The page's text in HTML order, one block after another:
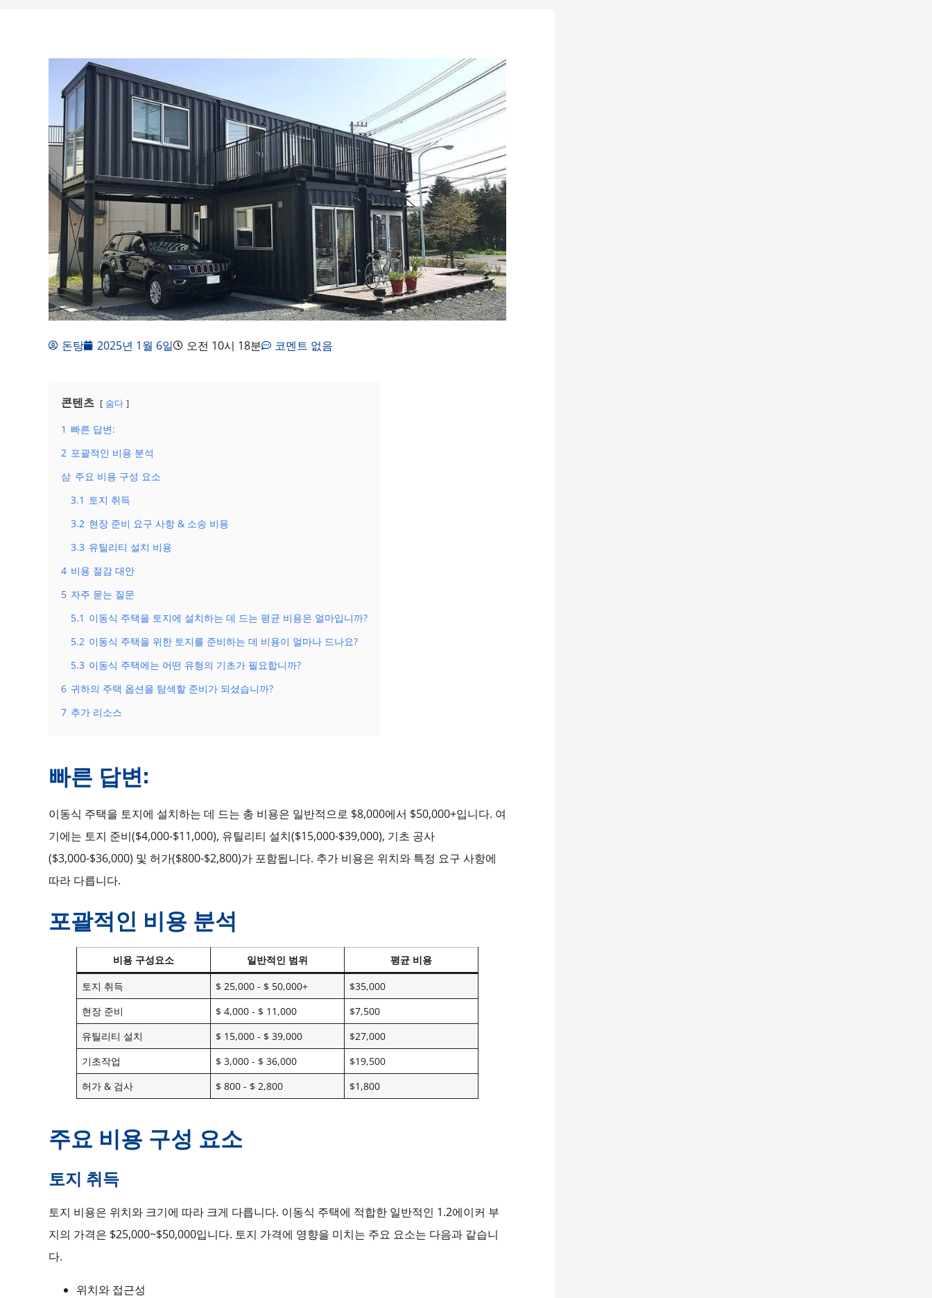
돈탕 2025년 1월 6일 오전 10시 18분 코멘트 없음
콘텐츠 숨다
1 빠른 답변:
2 포괄적인 비용 분석
삼 주요 비용 구성 요소
3.1 토지 취득
3.2 현장 준비 요구 사항 & 소송 비용
3.3 유틸리티 설치 비용
4 비용 절감 대안
5 자주 묻는 질문
5.1 이동식 주택을 토지에 설치하는 데 드는 평균 비용은 얼마입니까?
5.2 이동식 주택을 위한 토지를 준비하는 데 비용이 얼마나 드나요?
5.3 이동식 주택에는 어떤 유형의 기초가 필요합니까?
6 귀하의 주택 옵션을 탐색할 준비가 되셨습니까?
7 추가 리소스
빠른 답변:
이동식 주택을 토지에 설치하는 데 드는 총 비용은 일반적으로 $8,000에서 $50,000+입니다. 여
기에는 토지 준비($4,000-$11,000), 유틸리티 설치($15,000-$39,000), 기초 공사
($3,000-$36,000) 및 허가($800-$2,800)가 포함됩니다. 추가 비용은 위치와 특정 요구 사항에
따라 다릅니다.
포괄적인 비용 분석
비용 구성요소 일반적인 범위
평균 비용
토지 취득
$ 25,000 - $ 50,000+
$35,000
현장 준비
$ 4,000 - $ 11,000
$7,500
유틸리티 설치
$ 15,000 - $ 39,000
$27,000
기초작업
$ 3,000 - $ 36,000
$19,500
허가 & 검사
$ 800 - $ 2,800 $1,800
주요 비용 구성 요소
토지 취득
토지 비용은 위치와 크기에 따라 크게 다릅니다. 이동식 주택에 적합한 일반적인 1.2에이커 부
지의 가격은 $25,000~$50,000입니다. 토지 가격에 영향을 미치는 주요 요소는 다음과 같습니
다.
위치와 접근성